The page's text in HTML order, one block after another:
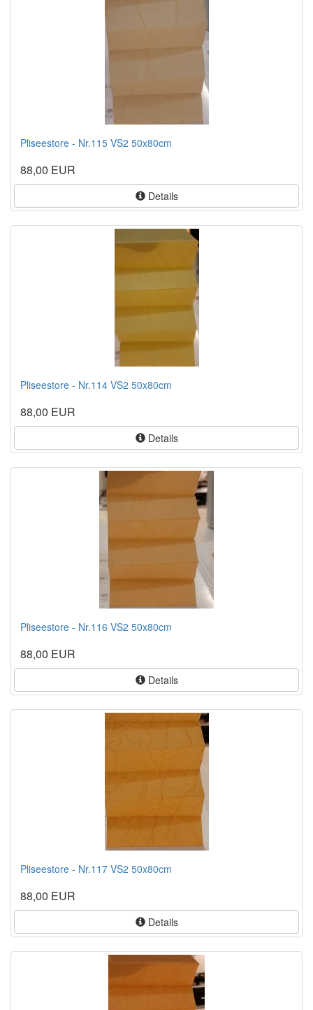
Pliseestore - Nr.115 VS2 50x80cm
88,00 EUR
Details
Pliseestore - Nr.114 VS2 50x80cm
88,00 EUR
Details
Pliseestore - Nr.116 VS2 50x80cm
88,00 EUR
Details
Pliseestore - Nr.117 VS2 50x80cm
88,00 EUR
Details